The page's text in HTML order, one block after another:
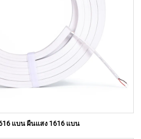
แบน ผืนแสง 1616 แบน